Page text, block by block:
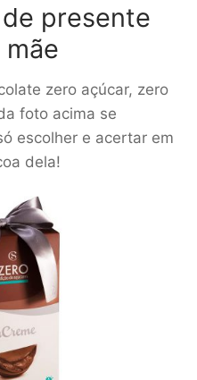
presente
zero açúcar, zero
foto acima se
escolher e acertar em
dela!